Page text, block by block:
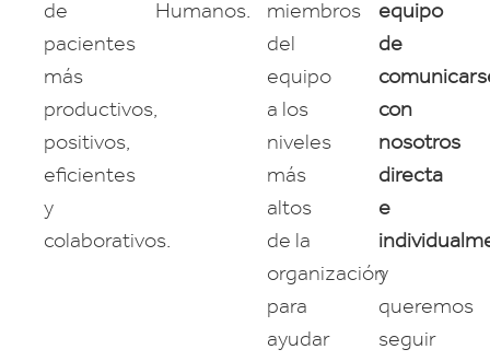
de
pacientes
más
productivos,
positivos,
eficientes
y
colaborativos.
Humanos.
miembros
del
equipo
a los
niveles
más
altos
de la
organización
para
ayudar
equipo
de
con
nosotros
directa
e
y
queremos
seguir